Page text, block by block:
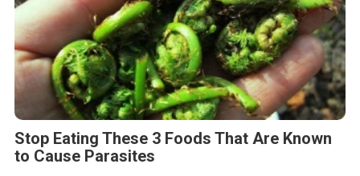
Stop Eating These 3 Foods That Are Known
to Cause Parasites